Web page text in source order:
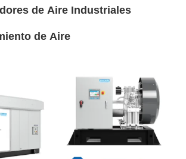
de Aire Industriales
de Aire